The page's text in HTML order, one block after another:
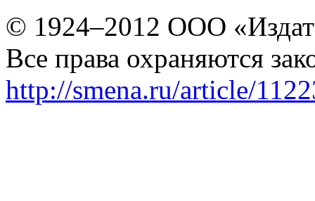
© 1924–2012 ООО
Все права охраняются
http://smena.ru/article/